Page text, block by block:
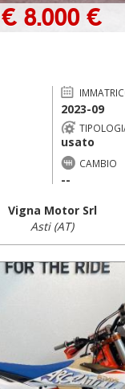
€ 8.000 €
2023-09
usato
CAMBIO
--
Vigna Motor Srl
Asti (AT)